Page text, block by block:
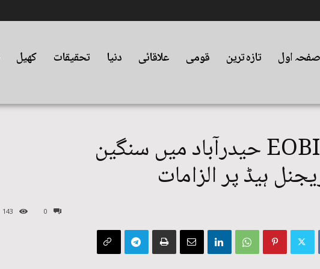
صفحہ اول تازہ ترین قومی علاقائی دنیا تحقیقات کھیل
ریجنل آفس EOBI حیدرآباد میں سنگین
ہیڈ پر الزامات
0
143